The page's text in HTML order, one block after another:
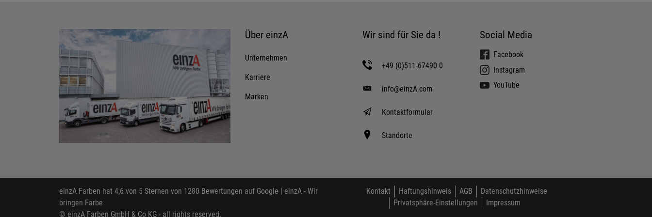
Über einzA
Unternehmen
Karriere
Marken
Wir sind für Sie da !
+49 (0)511-67490 0
info@einzA.com
Kontaktformular
Standorte
Social Media
Facebook
Instagram
YouTube
Kontakt Haftungshinweis AGB
Datenschutzhinweise
Privatsphäre-Einstellungen
Impressum
einzA Farben hat 4,6 von 5 Sternen von 1280 Bewertungen auf Google | einzA - Wir
bringen Farbe
© einzA Farben GmbH & Co KG - all rights reserved.